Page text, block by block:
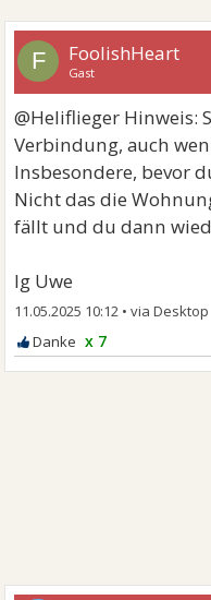
F FoolishHeart
Gast
@Heliflieger Hinweis:
Verbindung, auch
Insbesondere, bevor
Nicht das die
fällt und du dann
lg Uwe
11.05.2025 10:12 •
x 7